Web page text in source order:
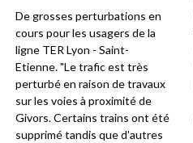
De grosses perturbations en
cours pour les usagers de la
ligne TER Lyon - Saint-
Etienne. "Le trafic est très
perturbé en raison de travaux
sur les voies à proximité de
Givors. Certains trains ont été
supprimé tandis que d'autres